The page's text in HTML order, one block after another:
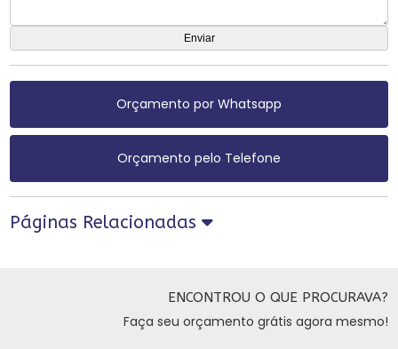
Orçamento por Whatsapp
Orçamento pelo Telefone
Páginas Relacionadas
ENCONTROU O QUE PROCURAVA?
Faça seu orçamento grátis agora mesmo!